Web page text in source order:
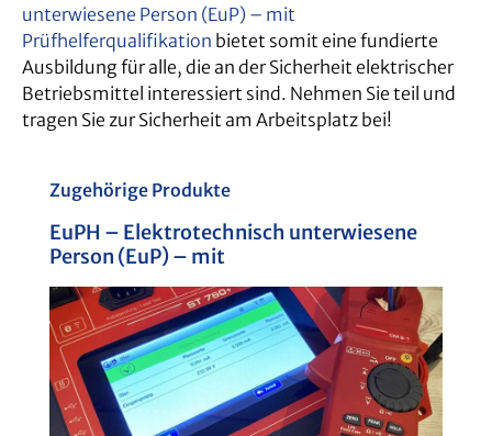
unterwiesene Person (EuP) – mit
Prüfhelferqualifikation bietet somit eine fundierte
Ausbildung für alle, die an der Sicherheit elektrischer
Betriebsmittel interessiert sind. Nehmen Sie teil und
tragen Sie zur Sicherheit am Arbeitsplatz bei!
Produktgalerie überspringen
Zugehörige Produkte
EuPH – Elektrotechnisch unterwiesene
Person (EuP) – mit